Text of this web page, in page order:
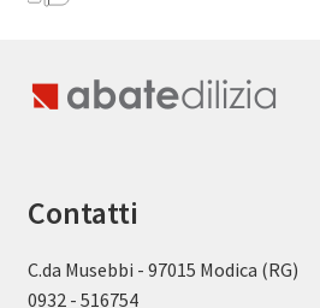
Contatti
C.da Musebbi - 97015 Modica (RG)
0932 - 516754